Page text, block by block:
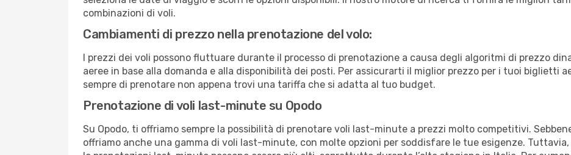
combinazioni di voli.
Cambiamenti di prezzo nella prenotazione del volo:
I prezzi dei voli possono fluttuare durante il processo di prenotazione a causa degli algoritmi di prezzo
aeree in base alla domanda e alla disponibilità dei posti. Per assicurarti il miglior prezzo per i tuoi biglietti
sempre di prenotare non appena trovi una tariffa che si adatta al tuo budget.
Prenotazione di voli last-minute su Opodo
Su Opodo, ti offriamo sempre la possibilità di prenotare voli last-minute a prezzi molto competitivi.
offriamo anche una gamma di voli last-minute, con molte opzioni per soddisfare le tue esigenze.